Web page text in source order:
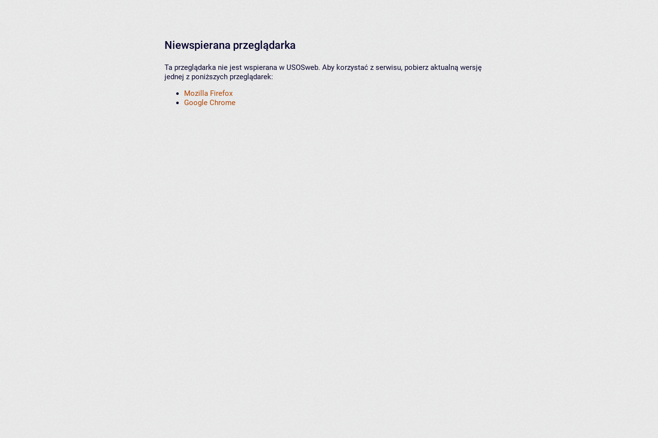
Niewspierana przeglądarka
Ta przeglądarka nie jest wspierana w USOSweb. Aby korzystać z serwisu, pobierz aktualną wersję
jednej z poniższych przeglądarek:
Mozilla Firefox
Google Chrome